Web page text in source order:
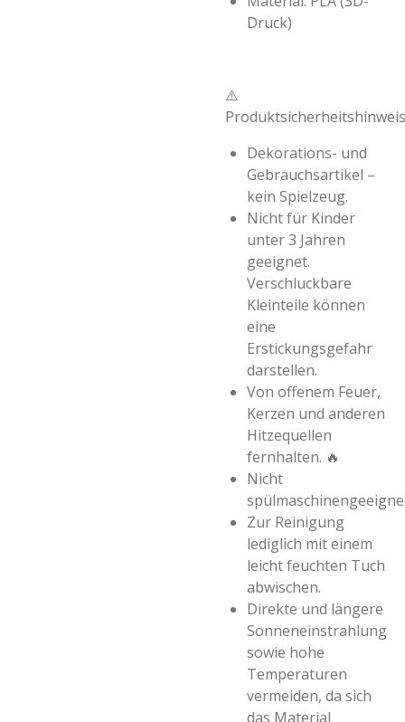
Druck)
⚠️
Dekorations- und
Gebrauchsartikel –
kein Spielzeug.
Nicht für Kinder
unter 3 Jahren
geeignet.
Verschluckbare
Kleinteile können
eine
Erstickungsgefahr
darstellen.
Von offenem Feuer,
Kerzen und anderen
Hitzequellen
fernhalten. 🔥
Nicht
Zur Reinigung
lediglich mit einem
leicht feuchten Tuch
abwischen.
Direkte und längere
Sonneneinstrahlung
sowie hohe
Temperaturen
vermeiden, da sich
das Material